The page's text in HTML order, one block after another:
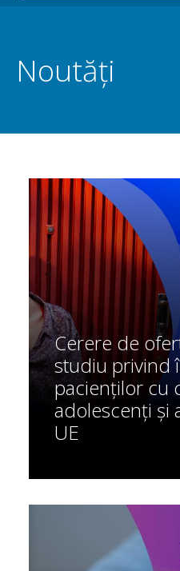
Noutăți
Cerere de
studiu privind
pacienților cu
adolescenți și
UE